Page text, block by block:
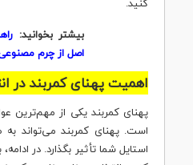
بیشتر بخوانید:
اصل از چرم
اهمیت پهنای کمربند در
پهنای کمربند یکی از مهم‌ترین
است. پهنای کمربند می‌تواند
استایل شما تأثیر بگذارد. در